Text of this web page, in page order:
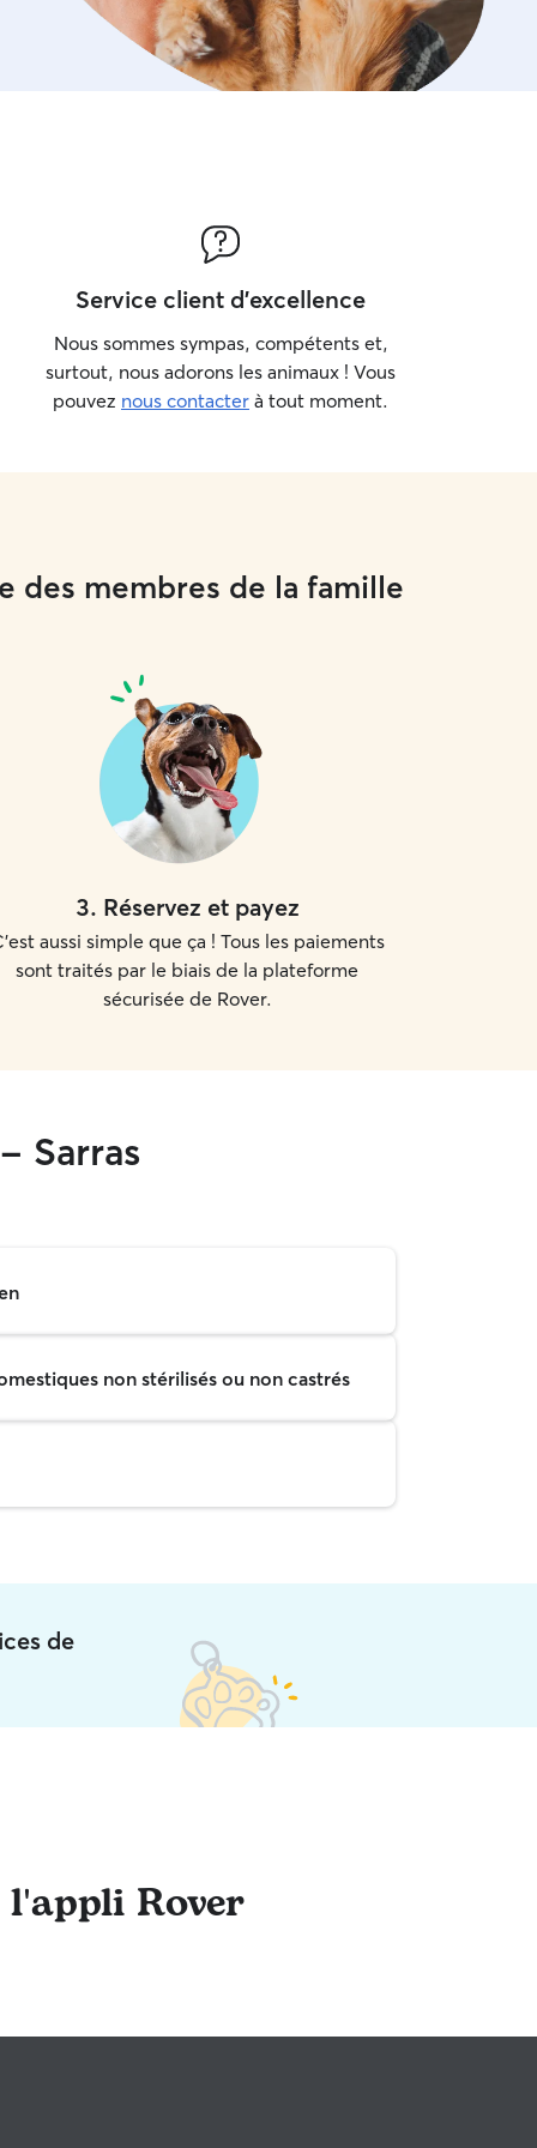
Service client d'excellence
Nous sommes sympas, compétents et,
surtout, nous adorons les animaux ! Vous
pouvez nous contacter à tout moment.
des membres de la famille
3. Réservez et payez
aussi simple que ça ! Tous les paiements
sont traités par le biais de la plateforme
sécurisée de Rover.
Sarras
non stérilisés ou non castrés
de
l'appli Rover